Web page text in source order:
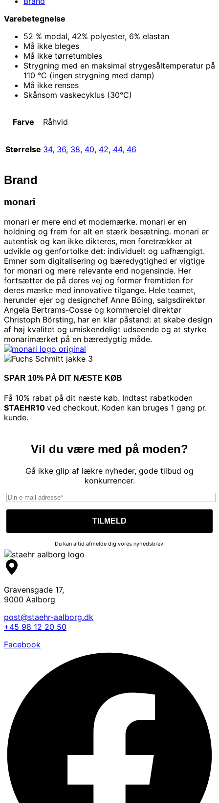
Varebetegnelse
52 % modal, 42% polyester, 6% elastan
Må ikke bleges
Må ikke tørretumbles
Strygning med en maksimal strygesåltemperatur på
110 °C (ingen strygning med damp)
Må ikke renses
Skånsom vaskecyklus (30°C)
Farve Råhvid
Størrelse 34, 36, 38, 40, 42, 44, 46
Brand
monari
monari er mere end et modemærke. monari er en
holdning og frem for alt en stærk besætning. monari er
autentisk og kan ikke dikteres, men foretrækker at
udvikle og genfortolke det: individuelt og uafhængigt.
Emner som digitalisering og bæredygtighed er vigtige
for monari og mere relevante end nogensinde. Her
fortsætter de på deres vej og former fremtiden for
deres mærke med innovative tilgange. Hele teamet,
herunder ejer og designchef Anne Böing, salgsdirektør
Angela Bertrams-Cosse og kommerciel direktør
Christoph Börsting, har en klar påstand: at skabe design
af høj kvalitet og umiskendeligt udseende og at styrke
monarimærket på en bæredygtig måde.
SPAR 10% PÅ DIT NÆSTE KØB
Få 10% rabat på dit næste køb. Indtast rabatkoden
STAEHR10 ved checkout. Koden kan bruges 1 gang pr.
kunde.
Vil du være med på moden?
Gå ikke glip af lækre nyheder, gode tilbud og
konkurrencer.
Du kan altid afmelde dig vores nyhedsbrev.
Gravensgade 17,
9000 Aalborg
post@staehr-aalborg.dk
+45 98 12 20 50
Facebook